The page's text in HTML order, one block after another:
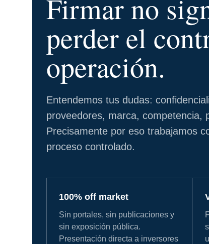
Firmar no
perder el
operación.
Entendemos tus dudas:
proveedores, marca, competencia,
Precisamente por eso trabajamos
proceso controlado.
100% off market
Sin portales, sin publicaciones y
sin exposición pública.
Presentación directa a inversores